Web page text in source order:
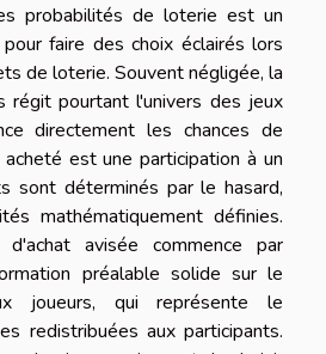
probabilités de loterie est un
faire des choix éclairés lors
de loterie. Souvent négligée, la
régit pourtant l'univers des jeux
directement les chances de
est une participation à un
sont déterminés par le hasard,
mathématiquement définies.
avisée commence par
préalable solide sur le
joueurs, qui représente le
redistribuées aux participants.